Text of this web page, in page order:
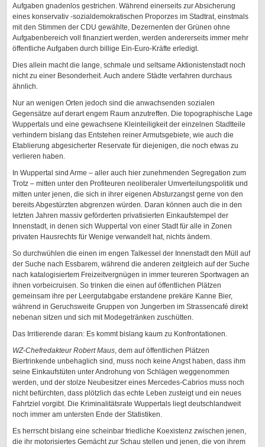
Aufgaben gnadenlos gestrichen. Während einerseits zur Absicherung
eines konservativ -sozialdemokratischen Proporzes im Stadtrat, einstmals
mit den Stimmen der CDU gewählte, Dezernenten der Grünen ohne
Aufgabenbereich voll finanziert werden, werden andererseits immer mehr
öffentliche Aufgaben durch billige Ein-Euro-Kräfte erledigt.
Dies allein macht die lange, schmale und seltsame Aktionistenstadt noch
nicht zu einer Besonderheit. Auch andere Städte verfahren durchaus
ähnlich.
Nur an wenigen Orten jedoch sind die anwachsenden sozialen
Gegensätze auf derart engem Raum anzutreffen. Die topographische Lage
Wuppertals und eine gewachsene Kleinteiligkeit der einzelnen Stadtteile
verhindern bislang das Entstehen reiner Armutsgebiete, wie auch die
Etablierung abgesicherter Reservate für diejenigen, die noch etwas zu
verlieren haben.
In Wuppertal sind Arme – aller auch hier zunehmenden Segregation zum
Trotz – mitten unter den Profiteuren neoliberaler Umverteilungspolitik und
mitten unter jenen, die sich in ihrer eigenen Absturzangst gerne von den
bereits Abgestürzten abgrenzen würden. Daran können auch die in den
letzten Jahren massiv geförderten privatisierten Einkaufstempel der
Innenstadt, in denen sich Wuppertal von einer Stadt für alle in Zonen
privaten Hausrechts für Wenige verwandelt hat, nichts ändern.
So durchwühlen die einen im engen Talkessel der Innenstadt den Müll auf
der Suche nach Essbarem, während die anderen zeitgleich auf der Suche
nach katalogisiertem Freizeitvergnügen in immer teureren Sportwagen an
ihnen vorbeicruisen. So trinken die einen auf öffentlichen Plätzen
gemeinsam ihre per Leergutabgabe erstandene prekäre Kanne Bier,
während in Geruchsweite Gruppen von Jungerben im Strassencafé direkt
nebenan sitzen und sich mit Modegetränken zuschütten.
Das Irritierende daran: Es kommt bislang kaum zu Konfrontationen.
WZ-Chefredakteur Robert Maus, dem auf öffentlichen Plätzen
Biertrinkende unbehaglich sind, muss noch keine Angst haben, dass ihm
seine Einkaufstüten unter Androhung von Schlägen weggenommen
werden, und der stolze Neubesitzer eines Mercedes-Cabrios muss noch
nicht befürchten, dass plötzlich das echte Leben zusteigt und ein neues
Fahrtziel vorgibt. Die Kriminalitätsrate Wuppertals liegt deutschlandweit
noch immer am untersten Ende der Statistiken.
Es herrscht bislang eine scheinbar friedliche Koexistenz zwischen jenen,
die ihr motorisiertes Gemächt zur Schau stellen und jenen, die von ihrem